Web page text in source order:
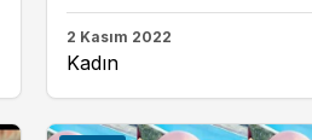
2 Kasım 2022
Kadın